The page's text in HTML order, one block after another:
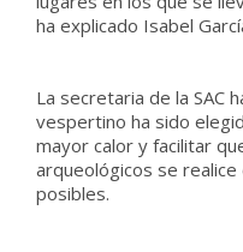
ha explicado Isabel
La secretaria de la SAC
vespertino ha sido
mayor calor y facilitar
arqueológicos se
posibles.